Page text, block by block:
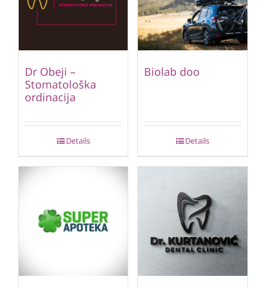
Dr Obeji –
Stomatološka
ordinacija
Details
Biolab doo
Details